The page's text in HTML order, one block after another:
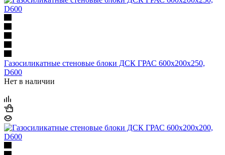
Газосиликатные стеновые блоки ДСК ГРАС 600х200х250,
D600
Нет в наличии